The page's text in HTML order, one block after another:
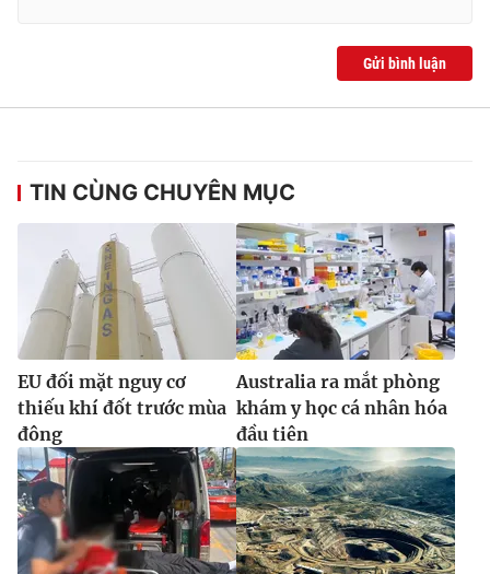
Gửi bình luận
TIN CÙNG CHUYÊN MỤC
EU đối mặt nguy cơ
thiếu khí đốt trước mùa
đông
Australia ra mắt phòng
khám y học cá nhân hóa
đầu tiên